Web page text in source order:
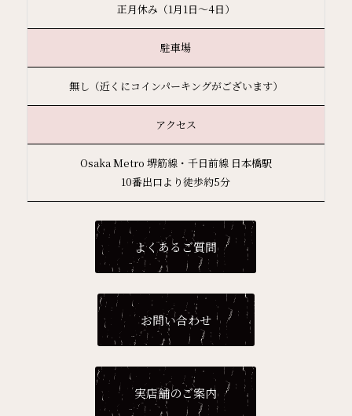
正月休み（1月1日～4日）
駐車場
無し（近くにコインパーキングがございます）
アクセス
Osaka Metro 堺筋線・千日前線 日本橋駅
10番出口より徒歩約5分
よくあるご質問
お問い合わせ
実店舗のご案内